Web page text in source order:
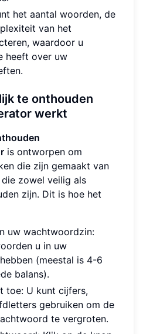
het aantal woorden, de
van het
waardoor u
heeft over uw
te onthouden
werkt
is ontworpen om
die zijn gemaakt van
zowel veilig als
zijn. Dit is hoe het
uw wachtwoordzin:
u in uw
(meestal is 4-6
balans).
toe: U kunt cijfers,
gebruiken om de
te vergroten.